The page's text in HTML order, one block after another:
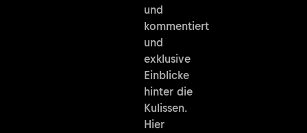
und
kommentiert
und
exklusive
Einblicke
hinter die
Kulissen.
Hier